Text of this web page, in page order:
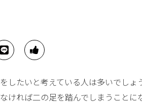
したいと考えている人は多いでしょ
ければ二の足を踏んでしまうことに